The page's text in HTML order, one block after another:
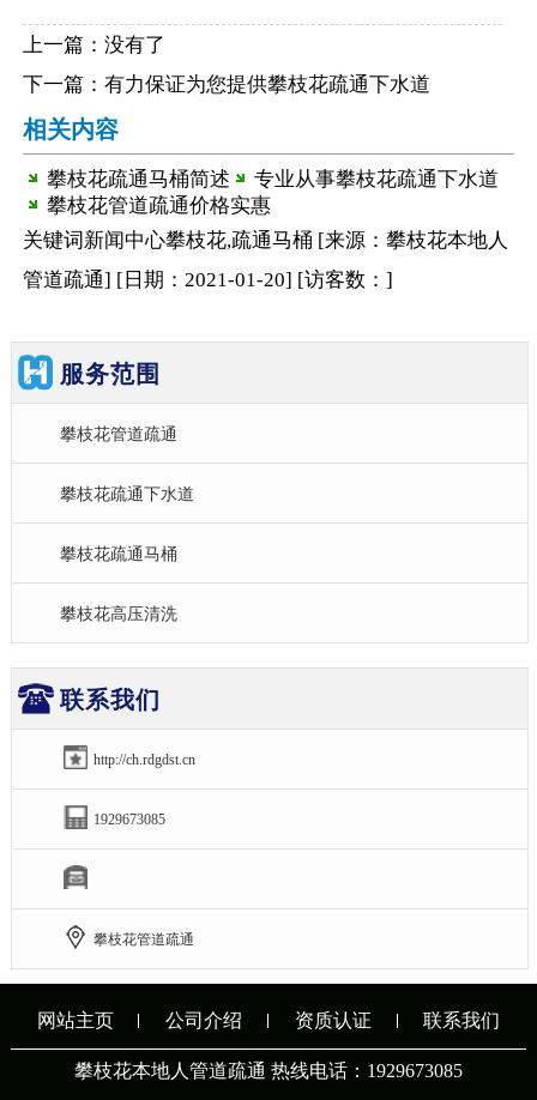
上一篇：没有了
下一篇： 有力保证为您提供攀枝花疏通下水道
相关内容
攀枝花疏通马桶简述
专业从事攀枝花疏通下水道
攀枝花管道疏通价格实惠
关键词 新闻中心攀枝花,疏通马桶 [来源：攀枝花本地人
管道疏通] [日期：2021-01-20] [访客数： ]
服务范围
攀枝花管道疏通
攀枝花疏通下水道
攀枝花疏通马桶
攀枝花高压清洗
联系我们
http://ch.rdgdst.cn
1929673085
攀枝花管道疏通
网站主页 公司介绍 资质认证 联系我们
攀枝花本地人管道疏通 热线电话：1929673085